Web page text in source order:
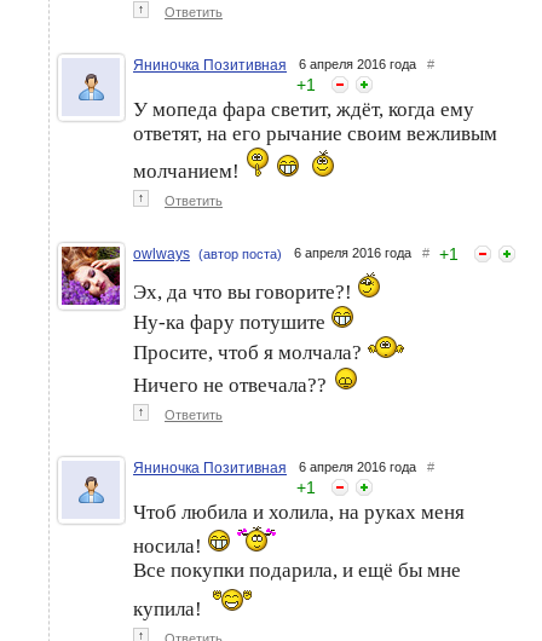
↑ Ответить
Яниночка Позитивная 6 апреля 2016 года #
+1
У мопеда фара светит, ждёт, когда ему
ответят, на его рычание своим вежливым
молчанием!
↑ Ответить
owlways (автор поста) 6 апреля 2016 года # +1
Эх, да что вы говорите?!
Ну-ка фару потушите
Просите, чтоб я молчала?
Ничего не отвечала??
↑ Ответить
Яниночка Позитивная 6 апреля 2016 года #
+1
Чтоб любила и холила, на руках меня
носила!
Все покупки подарила, и ещё бы мне
купила!
↑